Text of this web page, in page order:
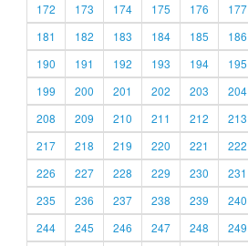
172
173 174 175 176 177
181
182 183 184 185 186
190
191 192 193 194 195
199
200 201 202 203 204
208
209 210 211 212 213
217
218 219 220 221 222
226
227 228 229 230 231
235
236 237 238 239 240
244
245 246 247 248 249